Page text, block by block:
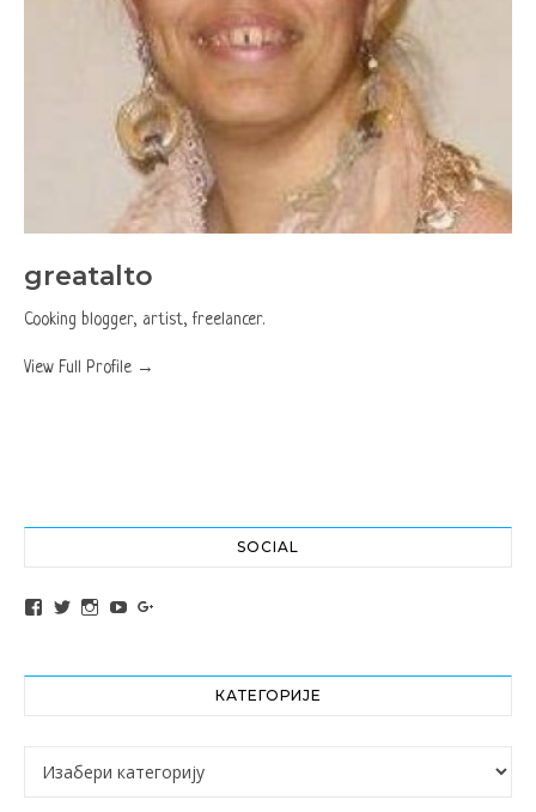
greatalto
Cooking blogger, artist, freelancer.
View Full Profile →
SOCIAL
View altochef’s profile on Facebook
View jovancica73’s profile on Twitter
View jovancica73’s profile on Instagram
View jovancica73’s profile on YouTube
КАТЕГОРИЈЕ
Категорије